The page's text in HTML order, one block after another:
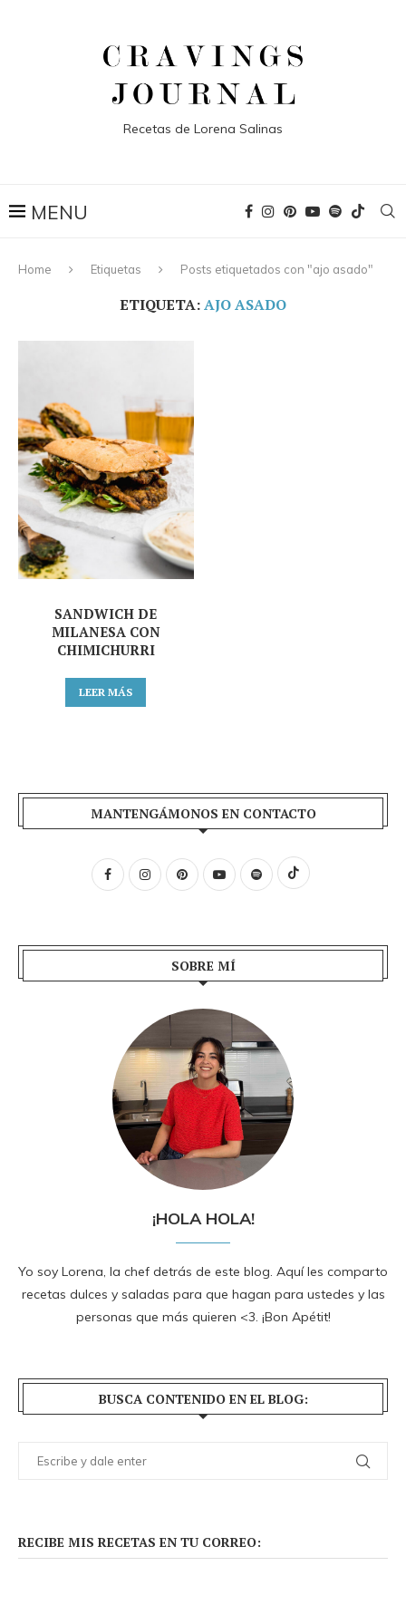
Recetas de Lorena Salinas
Home Etiquetas Posts etiquetados con "ajo asado"
ETIQUETA:AJO ASADO
SANDWICH DE
MILANESA CON
CHIMICHURRI
LEER MÁS
MANTENGÁMONOS EN CONTACTO
SOBRE MÍ
¡HOLA HOLA!
Yo soy Lorena, la chef detrás de este blog. Aquí les comparto
recetas dulces y saladas para que hagan para ustedes y las
personas que más quieren <3. ¡Bon Apétit!
BUSCA CONTENIDO EN EL BLOG:
RECIBE MIS RECETAS EN TU CORREO: